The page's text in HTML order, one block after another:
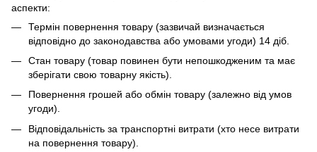
аспекти:
Термін повернення товару (зазвичай визначається
відповідно до законодавства або умовами угоди) 14 діб.
Стан товару (товар повинен бути непошкодженим та має
зберігати свою товарну якість).
Повернення грошей або обмін товару (залежно від умов
угоди).
Відповідальність за транспортні витрати (хто несе витрати
на повернення товару).